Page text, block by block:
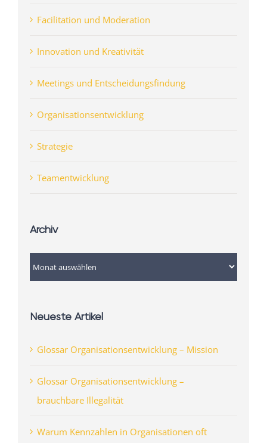
Facilitation und Moderation
Innovation und Kreativität
Meetings und Entscheidungsfindung
Organisationsentwicklung
Strategie
Teamentwicklung
Archiv
Archiv
Neueste Artikel
Glossar Organisationsentwicklung – Mission
Glossar Organisationsentwicklung –
brauchbare Illegalität
Warum Kennzahlen in Organisationen oft